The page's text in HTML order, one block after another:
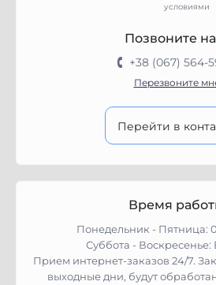
условиями
Позвоните
+38 (067) 564-
Перезвоните
Перейти в
Время
Понедельник - Пятница:
Суббота -
Прием интернет-заказов 24/7.
выходные дни, будут